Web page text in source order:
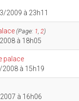
2009 à 23h11
(Page: 1, 2)
à 18h05
palace
à 15h19
à 16h06